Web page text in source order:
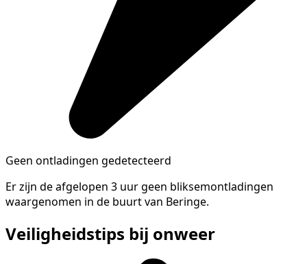
Geen ontladingen gedetecteerd
Er zijn de afgelopen 3 uur geen bliksemontladingen
waargenomen in de buurt van Beringe.
Veiligheidstips bij onweer